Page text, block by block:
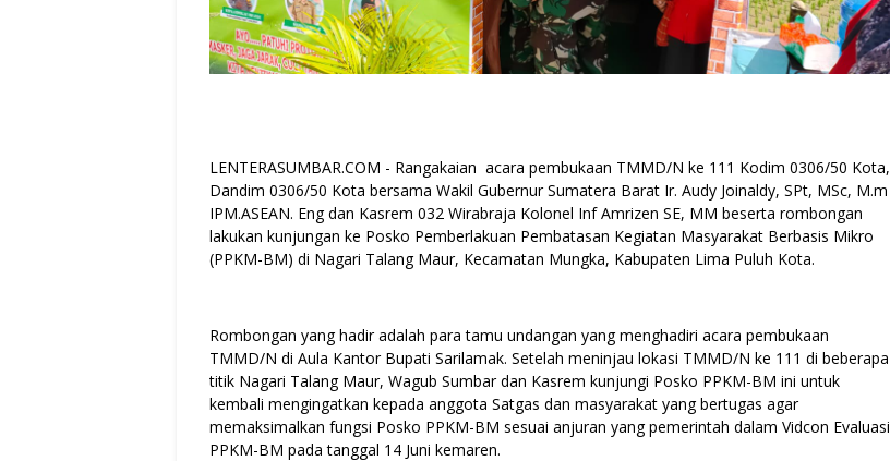
LENTERASUMBAR.COM - Rangakaian acara pembukaan TMMD/N ke 111 Kodim 0306/50 Kota,
Dandim 0306/50 Kota bersama Wakil Gubernur Sumatera Barat Ir. Audy Joinaldy, SPt, MSc, M.m
IPM.ASEAN. Eng dan Kasrem 032 Wirabraja Kolonel Inf Amrizen SE, MM beserta rombongan
lakukan kunjungan ke Posko Pemberlakuan Pembatasan Kegiatan Masyarakat Berbasis Mikro
(PPKM-BM) di Nagari Talang Maur, Kecamatan Mungka, Kabupaten Lima Puluh Kota.
Rombongan yang hadir adalah para tamu undangan yang menghadiri acara pembukaan
TMMD/N di Aula Kantor Bupati Sarilamak. Setelah meninjau lokasi TMMD/N ke 111 di beberapa
titik Nagari Talang Maur, Wagub Sumbar dan Kasrem kunjungi Posko PPKM-BM ini untuk
kembali mengingatkan kepada anggota Satgas dan masyarakat yang bertugas agar
memaksimalkan fungsi Posko PPKM-BM sesuai anjuran yang pemerintah dalam Vidcon Evaluasi
PPKM-BM pada tanggal 14 Juni kemaren.